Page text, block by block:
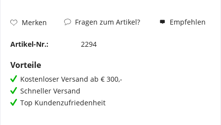
Merken Fragen zum Artikel? Empfehlen
Artikel-Nr.: 2294
Vorteile
Kostenloser Versand ab € 300,-
Schneller Versand
Top Kundenzufriedenheit